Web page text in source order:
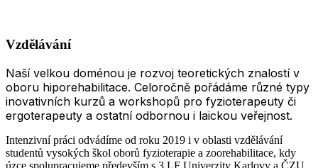
Vzdělávání
Naší velkou doménou je rozvoj teoretických znalostí v
oboru hiporehabilitace. Celoročně pořádáme různé typy
inovativních kurzů a workshopů pro fyzioterapeuty či
ergoterapeuty a ostatní odbornou i laickou veřejnost.
Intenzivní práci odvádíme od roku 2019 i v oblasti vzdělávání
studentů vysokých škol oborů fyzioterapie a zoorehabilitace, kdy
úzce spolupracujeme především s 3.LF Univerzity Karlovy a ČZU.